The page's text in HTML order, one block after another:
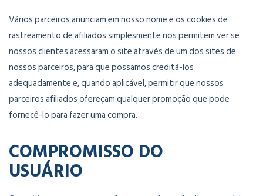
Vários parceiros anunciam em nosso nome e os cookies de
rastreamento de afiliados simplesmente nos permitem ver se
nossos clientes acessaram o site através de um dos sites de
nossos parceiros, para que possamos creditá-los
adequadamente e, quando aplicável, permitir que nossos
parceiros afiliados ofereçam qualquer promoção que pode
fornecê-lo para fazer uma compra.
COMPROMISSO DO
USUÁRIO